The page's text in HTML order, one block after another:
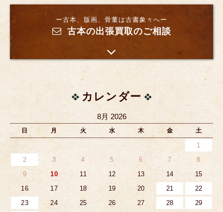
ー古本、版画、骨董は古書象々へー
古本の出張買取のご相談
カレンダー
8月 2026
日 月 火 水 木 金 土
1
2
3 4 5 6 7
8
9
10 11 12 13 14
15
16
17 18 19 20 21
22
23
24 25 26 27 28
29